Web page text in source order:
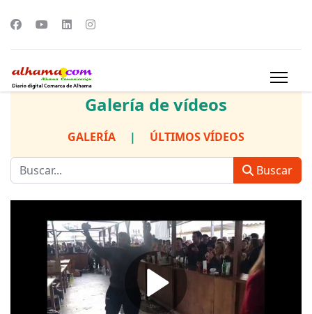
Galería de vídeos
GALERÍA | ÚLTIMOS VÍDEOS
Buscar